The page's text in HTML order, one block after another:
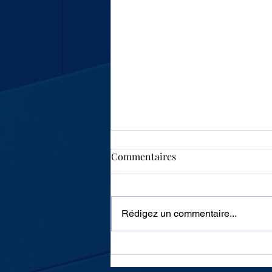
resteront gratuites
Commentaires
Rédigez un commentaire...